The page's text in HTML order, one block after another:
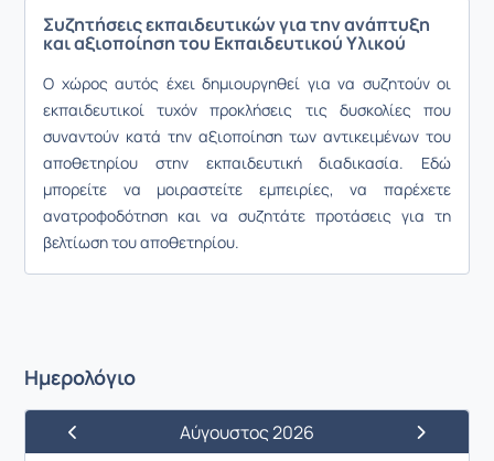
Συζητήσεις εκπαιδευτικών για την ανάπτυξη
και αξιοποίηση του Εκπαιδευτικού Υλικού
Ο χώρος αυτός έχει δημιουργηθεί για να συζητούν οι
εκπαιδευτικοί τυχόν προκλήσεις τις δυσκολίες που
συναντούν κατά την αξιοποίηση των αντικειμένων του
αποθετηρίου στην εκπαιδευτική διαδικασία. Εδώ
μπορείτε να μοιραστείτε εμπειρίες, να παρέχετε
ανατροφοδότηση και να συζητάτε προτάσεις για τη
βελτίωση του αποθετηρίου.
Ημερολόγιο
Προηγούμενος ΜήναςΑύγουστος 2026
Επόμενος